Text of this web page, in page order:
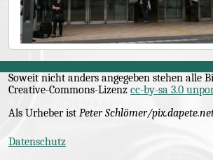
Soweit nicht anders angegeben stehen alle
Creative-Commons-Lizenz cc-by-sa 3.0
Als Urheber ist Peter Schlömer/
Datenschutz